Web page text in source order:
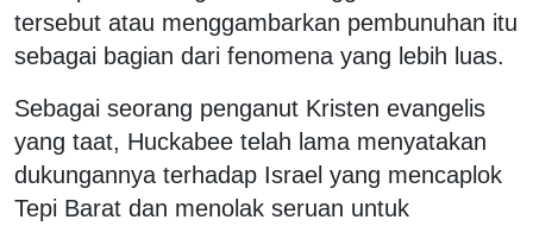
tersebut atau menggambarkan pembunuhan itu
sebagai bagian dari fenomena yang lebih luas.
Sebagai seorang penganut Kristen evangelis
yang taat, Huckabee telah lama menyatakan
dukungannya terhadap Israel yang mencaplok
Tepi Barat dan menolak seruan untuk